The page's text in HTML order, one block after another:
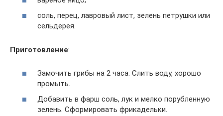
соль, перец, лавровый лист, зелень петрушки или
сельдерея.
Приготовление:
Замочить грибы на 2 часа. Слить воду, хорошо
промыть.
Добавить в фарш соль, лук и мелко порубленную
зелень. Сформировать фрикадельки.